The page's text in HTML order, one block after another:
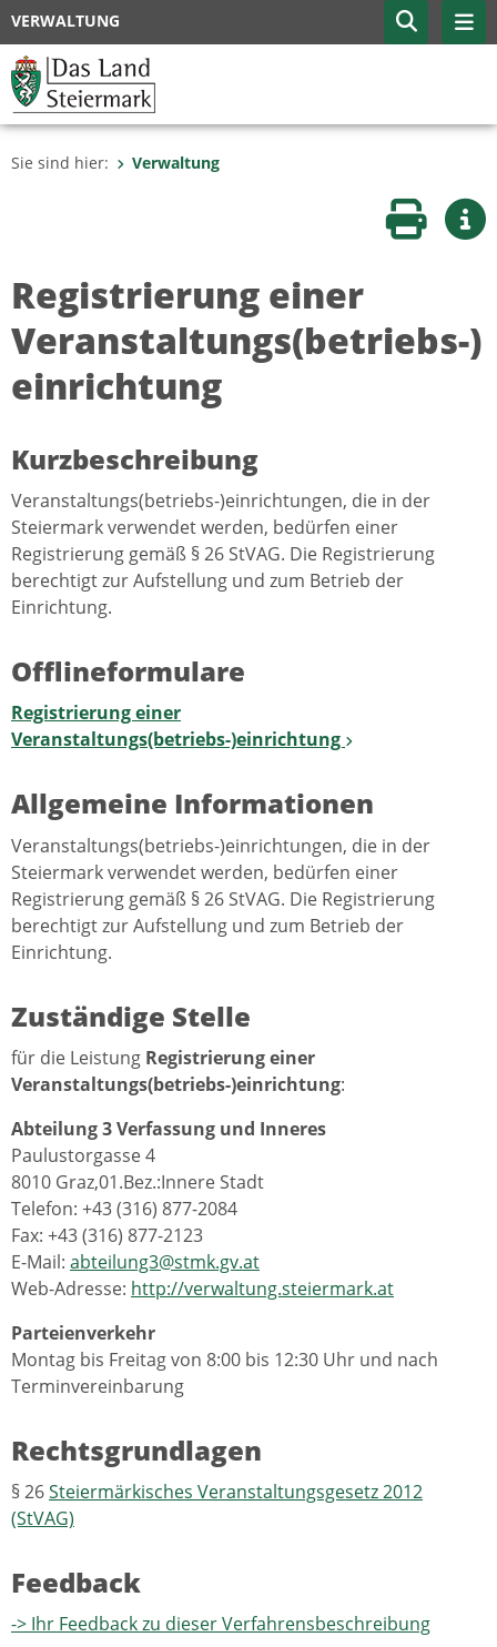
VERWALTUNG
Sie sind hier: Verwaltung
Seite
Registrierung einer
Veranstaltungs(betriebs-)
einrichtung
Kurzbeschreibung
Veranstaltungs(betriebs-)einrichtungen, die in der
Steiermark verwendet werden, bedürfen einer
Registrierung gemäß § 26 StVAG. Die Registrierung
berechtigt zur Aufstellung und zum Betrieb der
Einrichtung.
Offlineformulare
Registrierung einer
Veranstaltungs(betriebs-)einrichtung
Allgemeine Informationen
Veranstaltungs(betriebs-)einrichtungen, die in der
Steiermark verwendet werden, bedürfen einer
Registrierung gemäß § 26 StVAG. Die Registrierung
berechtigt zur Aufstellung und zum Betrieb der
Einrichtung.
Zuständige Stelle
für die Leistung Registrierung einer
Veranstaltungs(betriebs-)einrichtung:
Abteilung 3 Verfassung und Inneres
Paulustorgasse 4
8010 Graz,01.Bez.:Innere Stadt
Telefon: +43 (316) 877-2084
Fax: +43 (316) 877-2123
E-Mail: abteilung3@stmk.gv.at
Web-Adresse: http://verwaltung.steiermark.at
Parteienverkehr
Montag bis Freitag von 8:00 bis 12:30 Uhr und nach
Terminvereinbarung
Rechtsgrundlagen
§ 26Steiermärkisches Veranstaltungsgesetz 2012
(StVAG)
Feedback
-> Ihr Feedback zu dieser Verfahrensbeschreibung